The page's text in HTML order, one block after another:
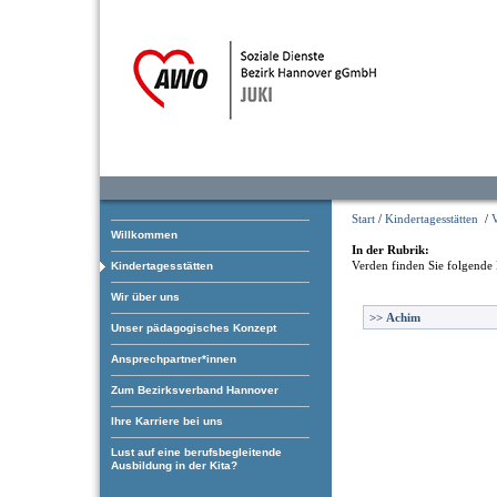
Willkommen
Kindertagesstätten
Wir über uns
Unser pädagogisches Konzept
Ansprechpartner*innen
Zum Bezirksverband Hannover
Ihre Karriere bei uns
Lust auf eine berufsbegleitende
Ausbildung in der Kita?
Start / Kindertagesstätten /
In der Rubrik:
Verden finden Sie folgende
>> Achim